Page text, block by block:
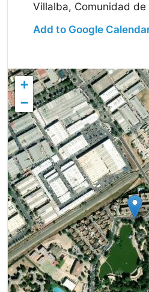
Villalba, Comunidad
Add to Google
+
−